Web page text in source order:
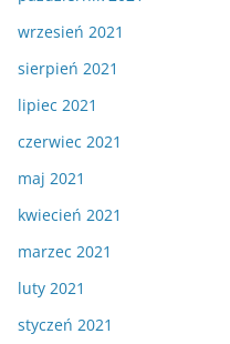
wrzesień 2021
sierpień 2021
lipiec 2021
czerwiec 2021
maj 2021
kwiecień 2021
marzec 2021
luty 2021
styczeń 2021